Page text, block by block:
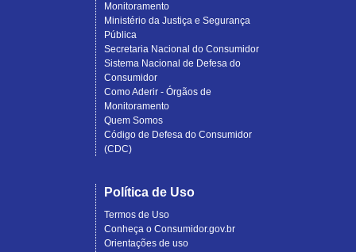
Monitoramento
Ministério da Justiça e Segurança
Pública
Secretaria Nacional do Consumidor
Sistema Nacional de Defesa do
Consumidor
Como Aderir - Órgãos de
Monitoramento
Quem Somos
Código de Defesa do Consumidor
(CDC)
Política de Uso
Termos de Uso
Conheça o Consumidor.gov.br
Orientações de uso